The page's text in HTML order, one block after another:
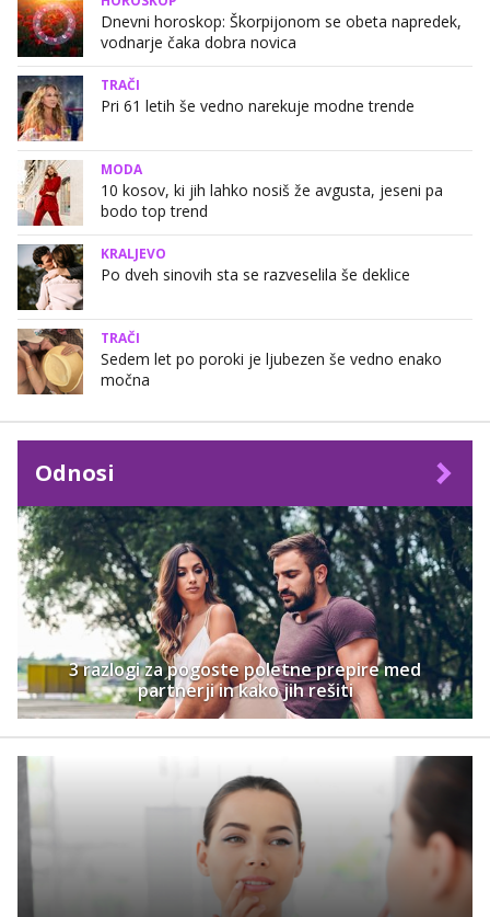
Dnevni horoskop: Škorpijonom se obeta napredek,
vodnarje čaka dobra novica
TRAČI
Pri 61 letih še vedno narekuje modne trende
MODA
10 kosov, ki jih lahko nosiš že avgusta, jeseni pa
bodo top trend
KRALJEVO
Po dveh sinovih sta se razveselila še deklice
TRAČI
Sedem let po poroki je ljubezen še vedno enako
močna
Odnosi
3 razlogi za pogoste poletne prepire med
partnerji in kako jih rešiti